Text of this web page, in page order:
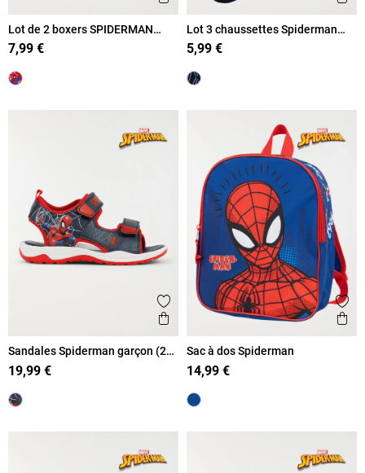
Lot de 2 boxers SPIDERMAN
garçon
7,99 €
Lot 3 chaussettes Spiderman
garçon
5,99 €
Ajouter aux favoris
Aperçu rapide
Sandales Spiderman garçon (24-
30)
19,99 €
Sac à dos Spiderman
14,99 €